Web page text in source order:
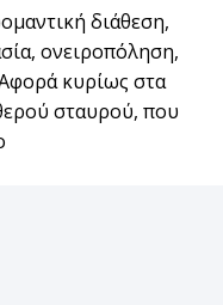
διάθεση,
ονειροπόληση,
κυρίως στα
σταυρού, που